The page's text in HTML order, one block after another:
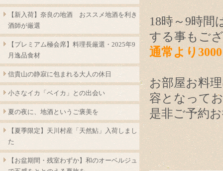
18時～9時間
する事もご
通常より
お部屋お料
容となって
是非ご予約
【新入荷】奈良の地酒 おススメ地酒を利き
酒師が厳選
【プレミアム極会席】料理長厳選・2025年9
月逸品食材
信貴山の静寂に包まれる大人の休日
小さなイカ「ベイカ」との出会い
夏の夜に、地酒というご褒美を
【夏季限定】天川村産「天然鮎」入荷しまし
た
【お盆期間・残室わずか】和のオーベルジュ